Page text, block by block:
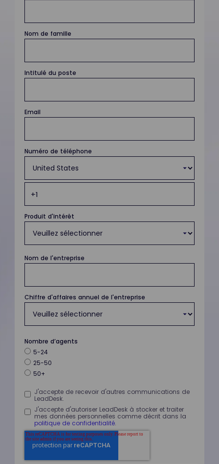
Nom de famille
Intitulé du poste
Email
Numéro de téléphone
Produit d'intérêt
Nom de l'entreprise
Chiffre d'affaires annuel de l'entreprise
Nombre d’agents
5-24
25-50
50+
J'accepte de recevoir d'autres communications de
LeadDesk.
J'accepte d'autoriser LeadDesk à stocker et traiter
mes données personnelles comme décrit dans la
politique de confidentialité.